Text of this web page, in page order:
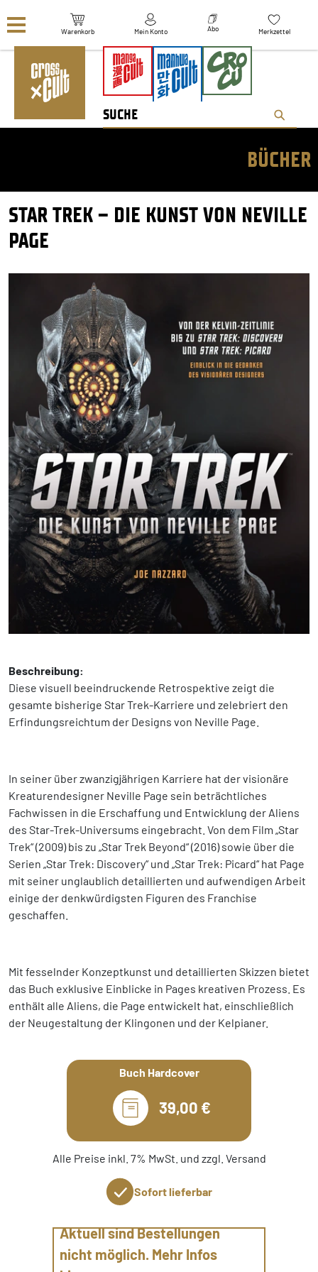
Warenkorb Mein Konto Abo Merkzettel
BÜCHER
STAR TREK – DIE KUNST VON NEVILLE
PAGE
Beschreibung:
Diese visuell beeindruckende Retrospektive zeigt die
gesamte bisherige Star Trek-Karriere und zelebriert den
Erfindungsreichtum der Designs von Neville Page.
In seiner über zwanzigjährigen Karriere hat der visionäre
Kreaturendesigner Neville Page sein beträchtliches
Fachwissen in die Erschaffung und Entwicklung der Aliens
des Star-Trek-Universums eingebracht. Von dem Film „Star
Trek“ (2009) bis zu „Star Trek Beyond“ (2016) sowie über die
Serien „Star Trek: Discovery“ und „Star Trek: Picard“ hat Page
mit seiner unglaublich detaillierten und aufwendigen Arbeit
einige der denkwürdigsten Figuren des Franchise
geschaffen.
Mit fesselnder Konzeptkunst und detaillierten Skizzen bietet
das Buch exklusive Einblicke in Pages kreativen Prozess. Es
enthält alle Aliens, die Page entwickelt hat, einschließlich
der Neugestaltung der Klingonen und der Kelpianer.
Buch Hardcover
39,00 €
Alle Preise inkl. 7% MwSt. und zzgl. Versand
Sofort lieferbar
Aktuell sind Bestellungen
nicht möglich. Mehr Infos